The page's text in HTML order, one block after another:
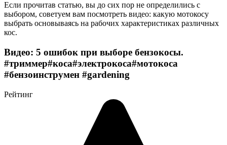
Если прочитав статью, вы до сих пор не определились с
выбором, советуем вам посмотреть видео: какую мотокосу
выбрать основываясь на рабочих характеристиках различных
кос.
Видео: 5 ошибок при выборе бензокосы.
#триммер​#коса​#электрокоса​#мотокоса​
#бензоинструмен #gardening
Рейтинг